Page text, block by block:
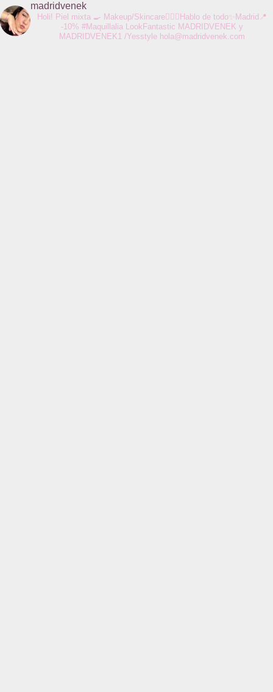
madridvenek
Holi! Piel mixta 🍳 Makeup/Skincare💆🏻‍♀️Hablo de todo✨Madrid📍
-10% #Maquillalia LookFantastic MADRIDVENEK y
MADRIDVENEK1 /Yesstylehola@madridvenek.com